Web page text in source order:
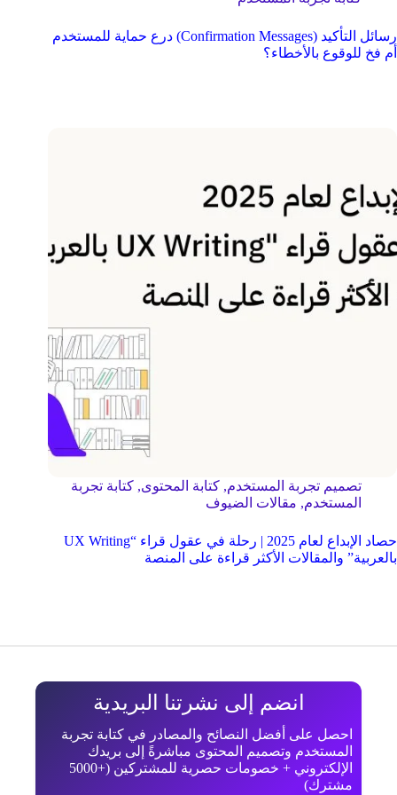
رسائل التأكيد (Confirmation Messages) درع حماية للمستخدم
أم فخ للوقوع بالأخطاء؟
تصميم تجربة المستخدم, كتابة المحتوى, كتابة تجربة
المستخدم, مقالات الضيوف
حصاد الإبداع لعام 2025 | رحلة في عقول قراء “UX Writing
بالعربية” والمقالات الأكثر قراءة على المنصة
انضم إلى نشرتنا البريدية
احصل على أفضل النصائح والمصادر في كتابة تجربة
المستخدم وتصميم المحتوى مباشرةً إلى بريدك
الإلكتروني + خصومات حصرية للمشتركين (+5000
مشترك)